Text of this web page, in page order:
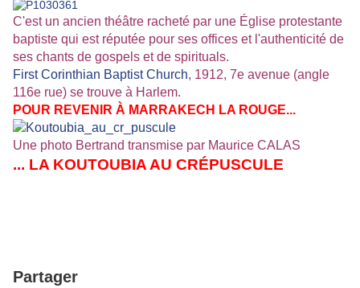
C'est un ancien théâtre racheté par une Église protestante
baptiste qui est réputée pour ses offices et l'authenticité de
ses chants de gospels et de spirituals.
First Corinthian Baptist Church, 1912, 7e avenue (angle
116e rue) se trouve à Harlem.
POUR REVENIR À MARRAKECH LA ROUGE...
Une photo Bertrand transmise par Maurice CALAS
... LA KOUTOUBIA AU CRÉPUSCULE
Partager